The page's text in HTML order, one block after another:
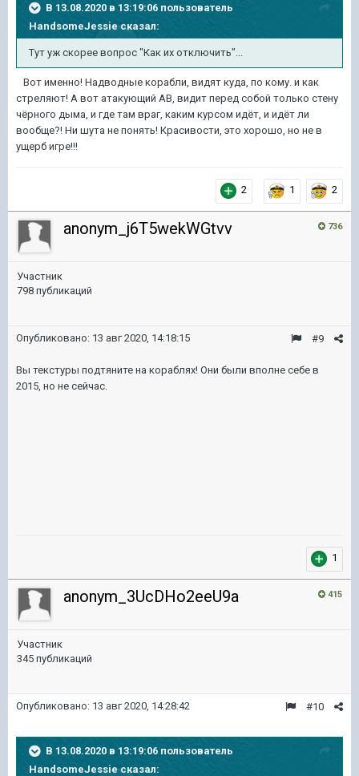
В 13.08.2020 в 13:19:06 пользователь
HandsomeJessieсказал:
Тут уж скорее вопрос "Как их отключить"...
Вот именно! Надводные корабли, видят куда, по кому. и как
стреляют! А вот атакующий АВ, видит перед собой только стену
чёрного дыма, и где там враг, каким курсом идёт, и идёт ли
вообще?! Ни шута не понять! Красивости, это хорошо, но не в
ущерб игре!!!
2 1 2
736
anonym_j6T5wekWGtvv
Участник
798 публикаций
#9
Опубликовано: 13 авг 2020, 14:18:15
Вы текстуры подтяните на кораблях! Они были вполне себе в
2015, но не сейчас.
1
415
anonym_3UcDHo2eeU9a
Участник
345 публикаций
#10
Опубликовано: 13 авг 2020, 14:28:42
В 13.08.2020 в 13:19:06 пользователь
HandsomeJessieсказал: